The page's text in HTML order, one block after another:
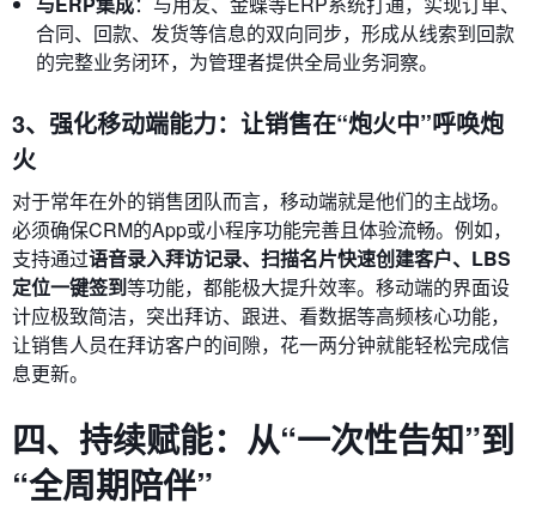
合同、回款、发货等信息的双向同步，形成从线索到回款
的完整业务闭环，为管理者提供全局业务洞察。
3、强化移动端能力：让销售在“炮火中”呼唤炮
火
对于常年在外的销售团队而言，移动端就是他们的主战场。
必须确保CRM的App或小程序功能完善且体验流畅。例如，
支持通过语音录入拜访记录、扫描名片快速创建客户、LBS
定位一键签到等功能，都能极大提升效率。移动端的界面设
计应极致简洁，突出拜访、跟进、看数据等高频核心功能，
让销售人员在拜访客户的间隙，花一两分钟就能轻松完成信
息更新。
四、持续赋能：从“一次性告知”到
“全周期陪伴”